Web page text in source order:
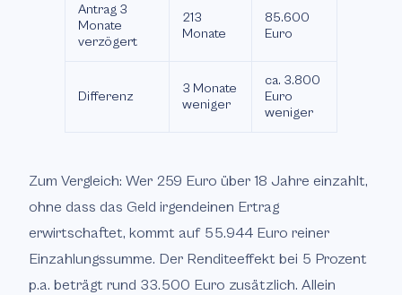
Antrag 3
Monate
verzögert
213
Monate
85.600
Euro
Differenz
3 Monate
weniger
ca. 3.800
Euro
weniger
Zum Vergleich: Wer 259 Euro über 18 Jahre einzahlt,
ohne dass das Geld irgendeinen Ertrag
erwirtschaftet, kommt auf 55.944 Euro reiner
Einzahlungssumme. Der Renditeeffekt bei 5 Prozent
p.a. beträgt rund 33.500 Euro zusätzlich. Allein